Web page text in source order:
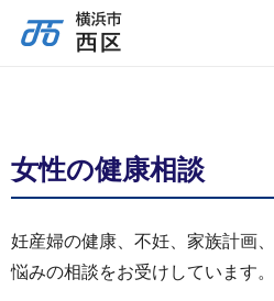
女性の健康相談
妊産婦の健康、不妊、家族計画
悩みの相談をお受けしています。